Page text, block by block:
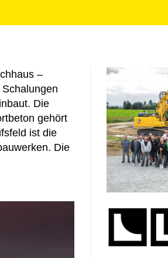
–
Die
gehört
ist die
Die